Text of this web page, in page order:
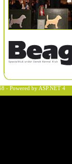
- Powered by ASP.NET 4